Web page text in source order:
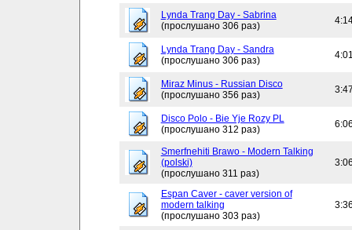
Lynda Trang Day - Sabrina
(прослушано 306 раз)
Lynda Trang Day - Sandra
(прослушано 306 раз)
Miraz Minus - Russian Disco
(прослушано 356 раз)
Disco Polo - Bie Yje Rozy PL
(прослушано 312 раз)
Smerfnehiti Brawo - Modern Talking
(polski)
(прослушано 311 раз)
Espan Caver - caver version of
modern talking
(прослушано 303 раз)